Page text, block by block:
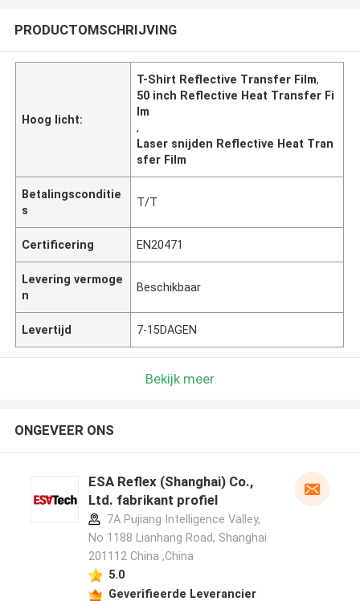
PRODUCTOMSCHRIJVING
Hoog licht:
T-Shirt Reflective Transfer Film,
50 inch Reflective Heat Transfer Fi
lm
,
Laser snijden Reflective Heat Tran
sfer Film
Betalingsconditie
s
T/T
Certificering EN20471
Levering vermoge
n
Beschikbaar
Levertijd 7-15DAGEN
Bekijk meer
ONGEVEER ONS
ESA Reflex (Shanghai) Co.,
Ltd. fabrikant profiel
7A Pujiang Intelligence Valley,
No 1188 Lianhang Road, Shanghai
201112 China ,China
5.0
Geverifieerde Leverancier